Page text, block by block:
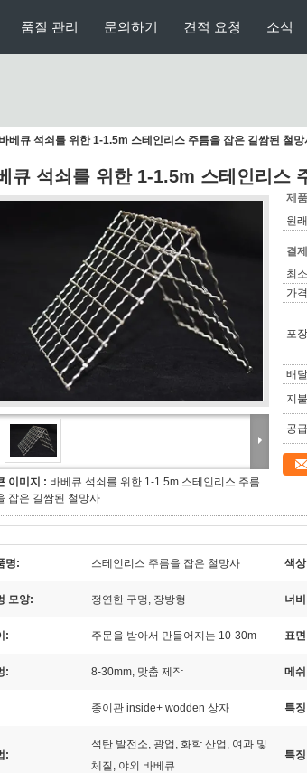
품질 관리 문의하기 견적 요청 소식
베큐 석쇠를 위한 1-1.5m 스테인리스 주름을 잡은 길쌈된 철망
큐 석쇠를 위한 1-1.5m 스테인리스
이미지 : 바베큐 석쇠를 위한 1-1.5m 스테인리스 주름
잡은 길쌈된 철망사
제
원
결
최
가
포
배
지
공
명: 스테인리스 주름을 잡은 철망사 색
모양: 정연한 구멍, 장방형 너
: 주문을 받아서 만들어지는 10-30m 표
: 8-30mm, 맞춤 제작 메
종이관 inside+ wodden 상자 특
:
석탄 발전소, 광업, 화학 산업, 여과 및
체질, 야외 바베큐
특